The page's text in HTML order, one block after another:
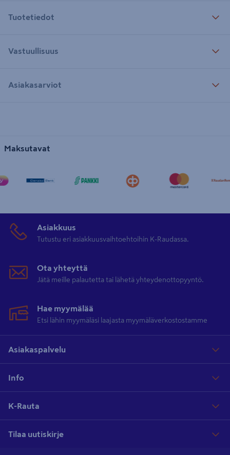
Tuotetiedot
Vastuullisuus
Asiakasarviot
Maksutavat
Asiakkuus
Tutustu eri asiakkuusvaihtoehtoihin K-Raudassa.
Ota yhteyttä
Jätä meille palautetta tai lähetä yhteydenottopyyntö.
Hae myymälää
Etsi lähin myymäläsi laajasta myymäläverkostostamme
Asiakaspalvelu
Info
K-Rauta
Tilaa uutiskirje